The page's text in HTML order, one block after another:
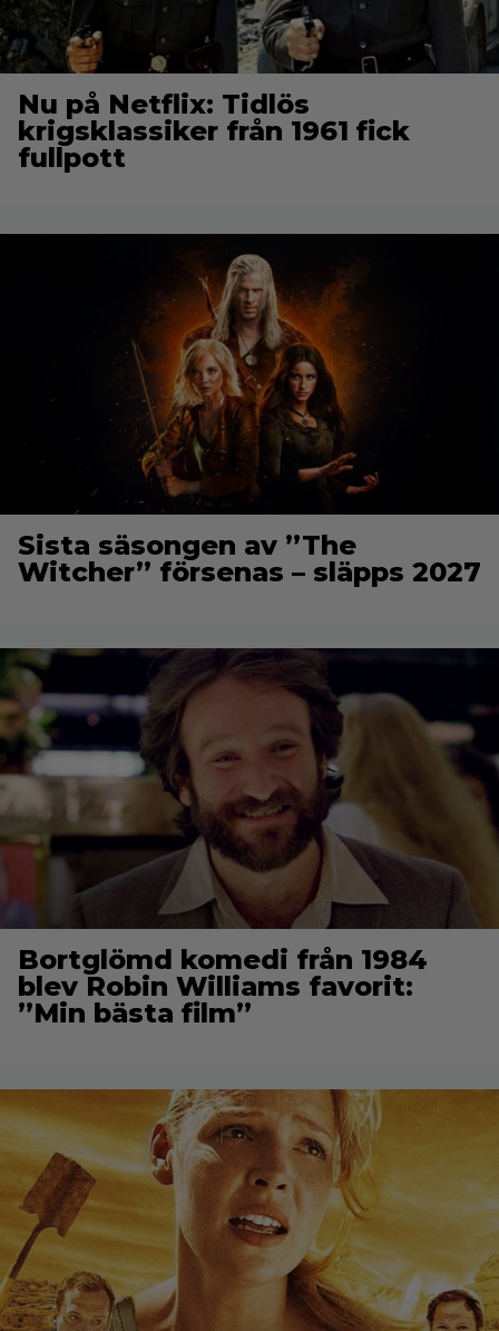
Nu på Netflix: Tidlös
krigsklassiker från 1961 fick
fullpott
Sista säsongen av ”The
Witcher” försenas – släpps 2027
Bortglömd komedi från 1984
blev Robin Williams favorit:
”Min bästa film”